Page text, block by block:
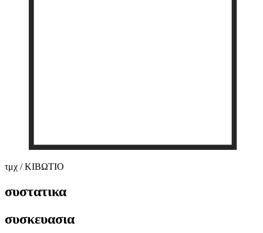
τμχ / ΚΙΒΩΤΙΟ
συστατικα
συσκευασια